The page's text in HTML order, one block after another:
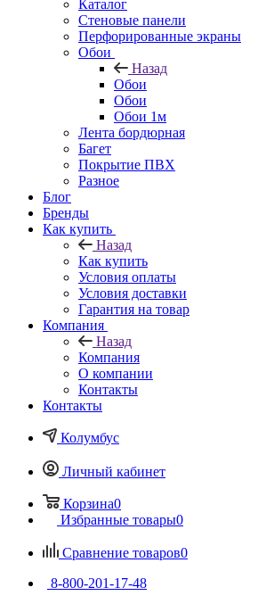
Каталог
Стеновые панели
Перфорированные экраны
Обои
Назад
Обои
Обои
Обои 1м
Лента бордюрная
Багет
Покрытие ПВХ
Разное
Блог
Бренды
Как купить
Назад
Как купить
Условия оплаты
Условия доставки
Гарантия на товар
Компания
Назад
Компания
О компании
Контакты
Контакты
Колумбус
Личный кабинет
Корзина0
Избранные товары0
Сравнение товаров0
8-800-201-17-48